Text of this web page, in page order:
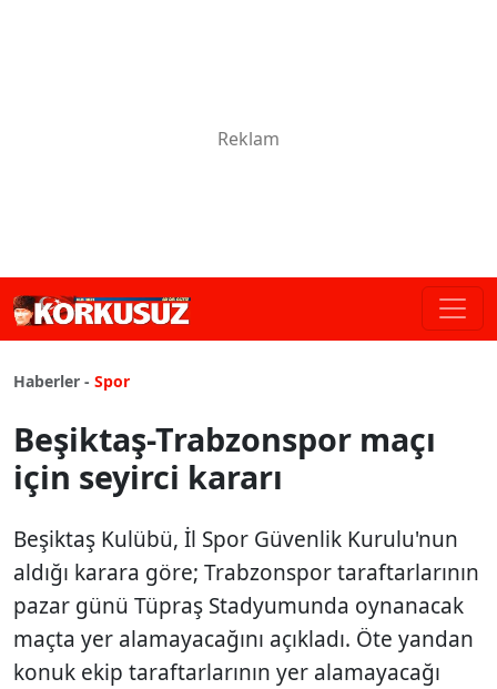
Haberler - Spor
Beşiktaş-Trabzonspor maçı
için seyirci kararı
Beşiktaş Kulübü, İl Spor Güvenlik Kurulu'nun
aldığı karara göre; Trabzonspor taraftarlarının
pazar günü Tüpraş Stadyumunda oynanacak
maçta yer alamayacağını açıkladı. Öte yandan
konuk ekip taraftarlarının yer alamayacağı